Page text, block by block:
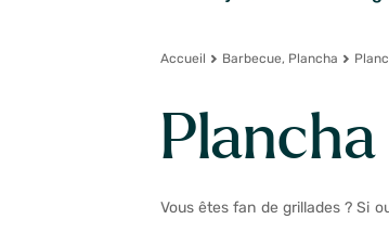
Accueil Barbecue, Plancha
Plancha
Vous êtes fan de grillades ? Si